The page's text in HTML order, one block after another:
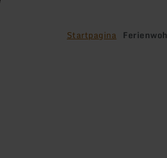
Startpagina